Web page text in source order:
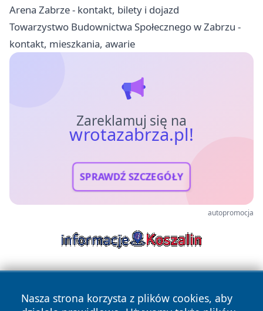
Arena Zabrze - kontakt, bilety i dojazd
Towarzystwo Budownictwa Społecznego w Zabrzu -
kontakt, mieszkania, awarie
Zareklamuj się na
wrotazabrza.pl!
SPRAWDŹ SZCZEGÓŁY
autopromocja
Nasza strona korzysta z plików cookies, aby